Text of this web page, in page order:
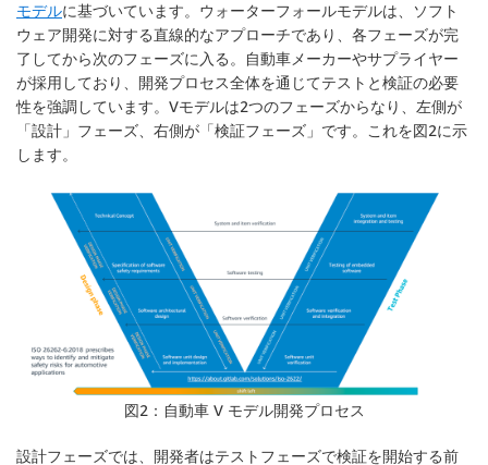
モデルに基づいています。ウォーターフォールモデルは、ソフト
ウェア開発に対する直線的なアプローチであり、各フェーズが完
了してから次のフェーズに入る。自動車メーカーやサプライヤー
が採用しており、開発プロセス全体を通じてテストと検証の必要
性を強調しています。Vモデルは2つのフェーズからなり、左側が
「設計」フェーズ、右側が「検証フェーズ」です。これを図2に示
します。
図2：自動車 V モデル開発プロセス
設計フェーズでは、開発者はテストフェーズで検証を開始する前